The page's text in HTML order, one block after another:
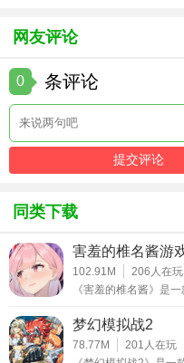
网友评论
0 条评论
同类下载
害羞的椎名酱游
102.91M 206 人在玩
《害羞的椎名酱》是
梦幻模拟战2
78.77M 201 人在玩